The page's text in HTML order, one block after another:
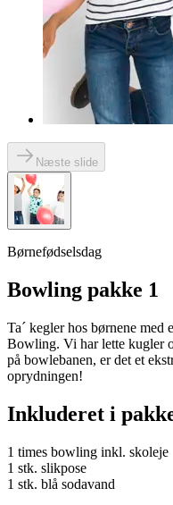
Næste slide
Børnefødselsdag
Bowling pakke 1
Ta´ kegler hos børnene
Bowling. Vi har lette kugler
på bowlebanen, er det et
oprydningen!
Inkluderet i
1 times bowling inkl. skoleje
1 stk. slikpose
1 stk. blå sodavand